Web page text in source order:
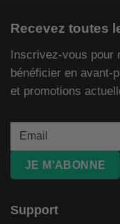
Recevez toutes
Inscrivez-vous pour
bénéficier en avant-
et promotions
JE M'ABONNE
Support